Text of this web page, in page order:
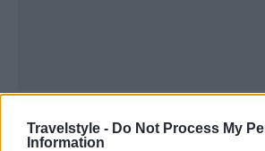
Travelstyle - Do Not Process My
Information
Torla, Ισπανία